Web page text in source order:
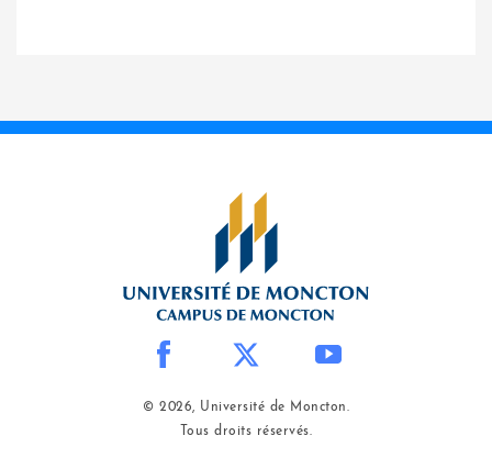
© 2026, Université de Moncton.
Tous droits réservés.